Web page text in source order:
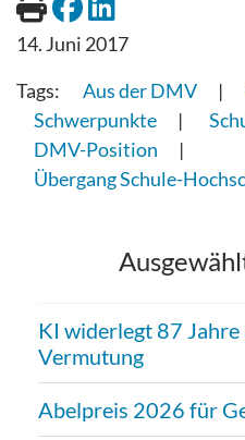
14. Juni 2017
Aus der DMV
Schwerpunkte
DMV-Position
Übergang Schule-
KI widerlegt 87 Jahre
Vermutung
Abelpreis 2026 für